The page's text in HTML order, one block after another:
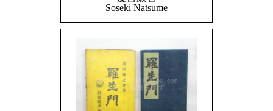
Soseki Natsume